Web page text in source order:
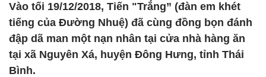
Vào tối 19/12/2018, Tiến "Trắng” (đàn em khét
tiếng của Đường Nhuệ) đã cùng đồng bọn đánh
đập dã man một nạn nhân tại cửa nhà hàng ăn
tại xã Nguyên Xá, huyện Đông Hưng, tỉnh Thái
Bình.